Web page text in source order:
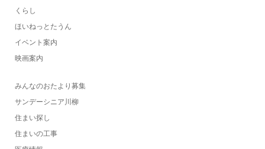
くらし
ほいねっとたうん
イベント案内
映画案内
みんなのおたより募集
サンデーシニア川柳
住まい探し
住まいの工事